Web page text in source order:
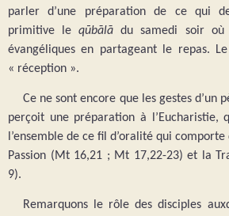
parler d’une préparation de ce qui
primitive leqūbālā du samedi soir où
évangéliques en partageant le repas.
« réception ».
Ce ne sont encore que les gestes d’un
perçoit une préparation à l’Eucharistie,
l’ensemble de ce fil d’oralité qui
Passion (Mt 16,21 ; Mt 17,22-23) et la
9).
Remarquons le rôle des disciples